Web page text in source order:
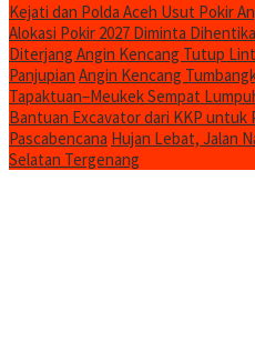
Kejati dan Polda Aceh Usut Pokir
Alokasi Pokir 2027 Diminta
Diterjang Angin Kencang Tutup
Panjupian Angin Kencang
Tapaktuan–Meukek Sempat
Bantuan Excavator dari KKP untuk
Pascabencana Hujan Lebat, Jalan
Selatan Tergenang